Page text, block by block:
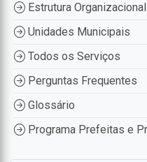
Estrutura Organizacional
Unidades Municipais
Todos os Serviços
Perguntas Frequentes
Glossário
Programa Prefeitas e